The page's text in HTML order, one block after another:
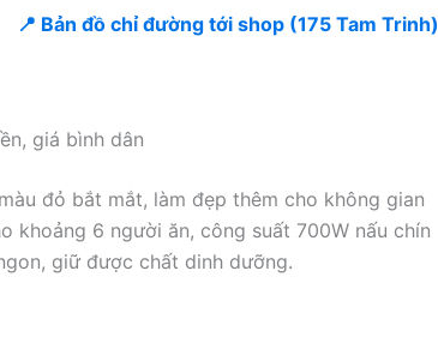
📍 Bản đồ chỉ đường tới shop (175 Tam Trinh)
giá bình dân
đỏ bắt mắt, làm đẹp thêm cho không gian
khoảng 6 người ăn, công suất 700W nấu chín
giữ được chất dinh dưỡng.